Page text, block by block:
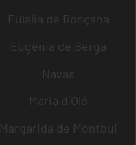
Eulàlia de Ronçana
Eugènia de Berga
Navas
Maria d´Oló
Margarida de Montbui